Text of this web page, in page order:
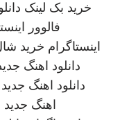
خرید بک لینک
فالوور
اینستاگرام خرید
دانلود اهنگ
دانلود اهنگ جدید
اهنگ جدید